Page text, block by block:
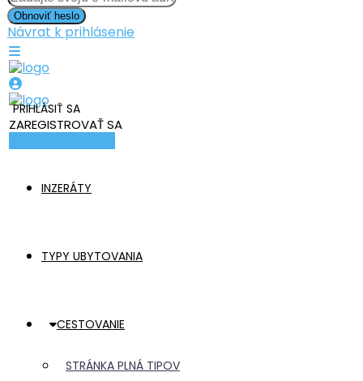
Obnoviť heslo
Návrat k prihlásenie
PRIHLÁSIŤ SA
ZAREGISTROVAŤ SA
INZERÁTY
TYPY UBYTOVANIA
CESTOVANIE
STRÁNKA PLNÁ TIPOV